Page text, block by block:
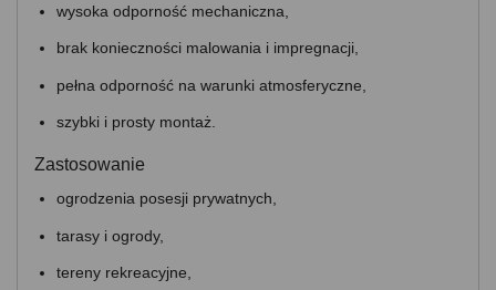
wysoka odporność mechaniczna,
brak konieczności malowania i impregnacji,
pełna odporność na warunki atmosferyczne,
szybki i prosty montaż.
Zastosowanie
ogrodzenia posesji prywatnych,
tarasy i ogrody,
tereny rekreacyjne,